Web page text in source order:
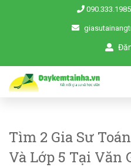
090.333.1985
Tìm 2 Gia Sư
Và Lớp 5 Tại Văn